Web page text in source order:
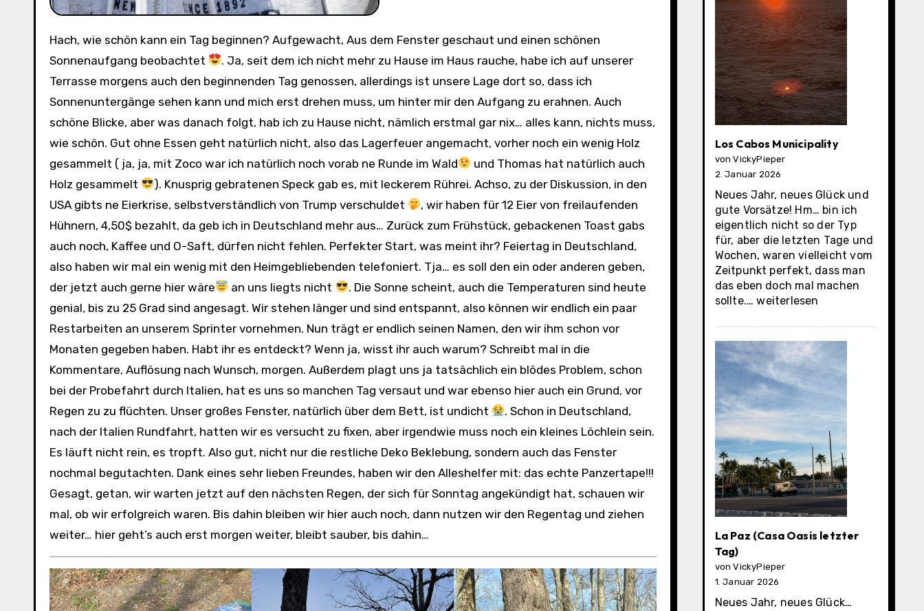
Hach, wie schön kann ein Tag beginnen? Aufgewacht, Aus dem Fenster geschaut und einen schönen
Sonnenaufgang beobachtet
. Ja, seit dem ich nicht mehr zu Hause im Haus rauche, habe ich auf unserer
Terrasse morgens auch den beginnenden Tag genossen, allerdings ist unsere Lage dort so, dass ich
Sonnenuntergänge sehen kann und mich erst drehen muss, um hinter mir den Aufgang zu erahnen. Auch
schöne Blicke, aber was danach folgt, hab ich zu Hause nicht, nämlich erstmal gar nix… alles kann, nichts muss,
wie schön. Gut ohne Essen geht natürlich nicht, also das Lagerfeuer angemacht, vorher noch ein wenig Holz
gesammelt ( ja, ja, mit Zoco war ich natürlich noch vorab ne Runde im Wald
und Thomas hat natürlich auch
Holz gesammelt
). Knusprig gebratenen Speck gab es, mit leckerem Rührei. Achso, zu der Diskussion, in den
USA gibts ne Eierkrise, selbstverständlich von Trump verschuldet
, wir haben für 12 Eier von freilaufenden
Hühnern, 4,50$ bezahlt, da geb ich in Deutschland mehr aus… Zurück zum Frühstück, gebackenen Toast gabs
auch noch, Kaffee und O-Saft, dürfen nicht fehlen. Perfekter Start, was meint ihr? Feiertag in Deutschland,
also haben wir mal ein wenig mit den Heimgebliebenden telefoniert. Tja… es soll den ein oder anderen geben,
der jetzt auch gerne hier wäre
an uns liegts nicht
. Die Sonne scheint, auch die Temperaturen sind heute
genial, bis zu 25 Grad sind angesagt. Wir stehen länger und sind entspannt, also können wir endlich ein paar
Restarbeiten an unserem Sprinter vornehmen. Nun trägt er endlich seinen Namen, den wir ihm schon vor
Monaten gegeben haben. Habt ihr es entdeckt? Wenn ja, wisst ihr auch warum? Schreibt mal in die
Kommentare, Auflösung nach Wunsch, morgen. Außerdem plagt uns ja tatsächlich ein blödes Problem, schon
bei der Probefahrt durch Italien, hat es uns so manchen Tag versaut und war ebenso hier auch ein Grund, vor
Regen zu zu flüchten. Unser großes Fenster, natürlich über dem Bett, ist undicht
. Schon in Deutschland,
nach der Italien Rundfahrt, hatten wir es versucht zu fixen, aber irgendwie muss noch ein kleines Löchlein sein.
Es läuft nicht rein, es tropft. Also gut, nicht nur die restliche Deko Beklebung, sondern auch das Fenster
nochmal begutachten. Dank eines sehr lieben Freundes, haben wir den Alleshelfer mit: das echte Panzertape!!!
Gesagt, getan, wir warten jetzt auf den nächsten Regen, der sich für Sonntag angekündigt hat, schauen wir
mal, ob wir erfolgreich waren. Bis dahin bleiben wir hier auch noch, dann nutzen wir den Regentag und ziehen
weiter… hier geht’s auch erst morgen weiter, bleibt sauber, bis dahin…
Los Cabos Municipality
von VickyPieper
2. Januar 2026
Neues Jahr, neues Glück und
gute Vorsätze! Hm… bin ich
eigentlich nicht so der Typ
für, aber die letzten Tage und
Wochen, waren vielleicht vom
Zeitpunkt perfekt, dass man
das eben doch mal machen
sollte.…Los
Municipality
weiterlesen
La Paz (Casa Oasis letzter
Tag)
von VickyPieper
1. Januar 2026
Neues Jahr, neues Glück…